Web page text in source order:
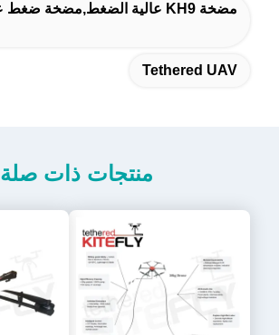
مضخة KH9 عالية الضغط,مضخة ضغط عالية مقاومة للتآكل
Tethered UAV
منتجات ذات صلة